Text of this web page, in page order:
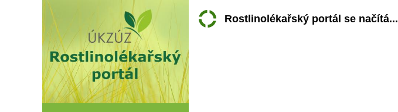
Rostlinolékařský portál se načítá...